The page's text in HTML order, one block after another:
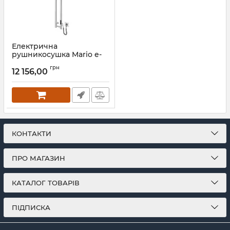
Електрична
рушникосушка Mario e-
K
Артикул:2.13.046353.P
12 156,00 грн
КОНТАКТИ
ПРО МАГАЗИН
КАТАЛОГ ТОВАРІВ
ПІДПИСКА